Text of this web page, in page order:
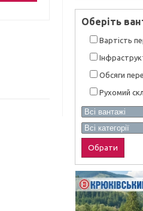
Оберiть
Вартiсть
Обсяги
Рухомий